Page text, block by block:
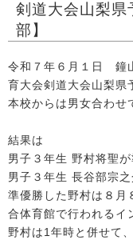
剣道大会山梨
部】
令和７年６月１日 鐘
育大会剣道大会山梨
本校からは男女合わせ
結果は
男子３年生 野村将聖
男子３年生 長谷部宗
準優勝した野村は８月
合体育館で行われるイ
野村は1年時と併せて